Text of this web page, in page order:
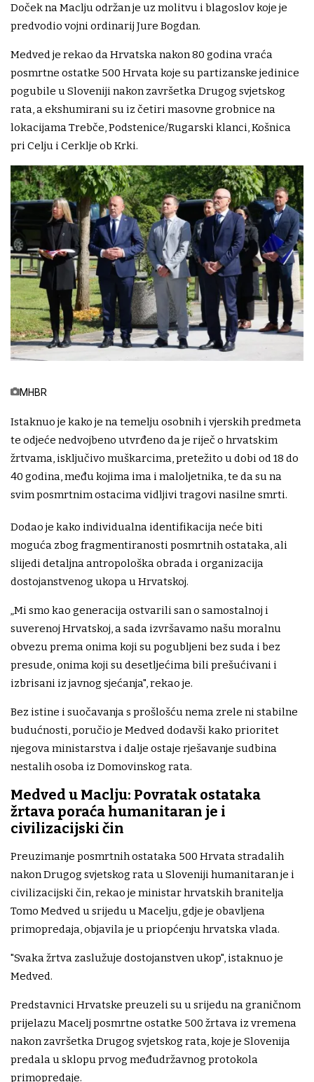
Doček na Maclju održan je uz molitvu i blagoslov koje je
predvodio vojni ordinarij Jure Bogdan.
Medved je rekao da Hrvatska nakon 80 godina vraća
posmrtne ostatke 500 Hrvata koje su partizanske jedinice
pogubile u Sloveniji nakon završetka Drugog svjetskog
rata, a ekshumirani su iz četiri masovne grobnice na
lokacijama Trebče, Podstenice/Rugarski klanci, Košnica
pri Celju i Cerklje ob Krki.
MHBR
Istaknuo je kako je na temelju osobnih i vjerskih predmeta
te odjeće nedvojbeno utvrđeno da je riječ o hrvatskim
žrtvama, isključivo muškarcima, pretežito u dobi od 18 do
40 godina, među kojima ima i maloljetnika, te da su na
svim posmrtnim ostacima vidljivi tragovi nasilne smrti.
Dodao je kako individualna identifikacija neće biti
moguća zbog fragmentiranosti posmrtnih ostataka, ali
slijedi detaljna antropološka obrada i organizacija
dostojanstvenog ukopa u Hrvatskoj.
„Mi smo kao generacija ostvarili san o samostalnoj i
suverenoj Hrvatskoj, a sada izvršavamo našu moralnu
obvezu prema onima koji su pogubljeni bez suda i bez
presude, onima koji su desetljećima bili prešućivani i
izbrisani iz javnog sjećanja", rekao je.
Bez istine i suočavanja s prošlošću nema zrele ni stabilne
budućnosti, poručio je Medved dodavši kako prioritet
njegova ministarstva i dalje ostaje rješavanje sudbina
nestalih osoba iz Domovinskog rata.
Medved u Maclju: Povratak ostataka
žrtava poraća humanitaran je i
civilizacijski čin
Preuzimanje posmrtnih ostataka 500 Hrvata stradalih
nakon Drugog svjetskog rata u Sloveniji humanitaran je i
civilizacijski čin, rekao je ministar hrvatskih branitelja
Tomo Medved u srijedu u Macelju, gdje je obavljena
primopredaja, objavila je u priopćenju hrvatska vlada.
"Svaka žrtva zaslužuje dostojanstven ukop", istaknuo je
Medved.
Predstavnici Hrvatske preuzeli su u srijedu na graničnom
prijelazu Macelj posmrtne ostatke 500 žrtava iz vremena
nakon završetka Drugog svjetskog rata, koje je Slovenija
predala u sklopu prvog međudržavnog protokola
primopredaje.